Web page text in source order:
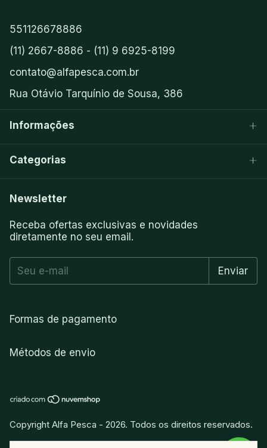
551126678886
(11) 2667-8886 - (11) 9 6925-8199
contato@alfapesca.com.br
Rua Otávio Tarquínio de Sousa, 386
Informações
Categorias
Newsletter
Receba ofertas exclusivas e novidades
diretamente no seu email.
Formas de pagamento
Métodos de envio
Copyright Alfa Pesca - 2026. Todos os direitos reservados.